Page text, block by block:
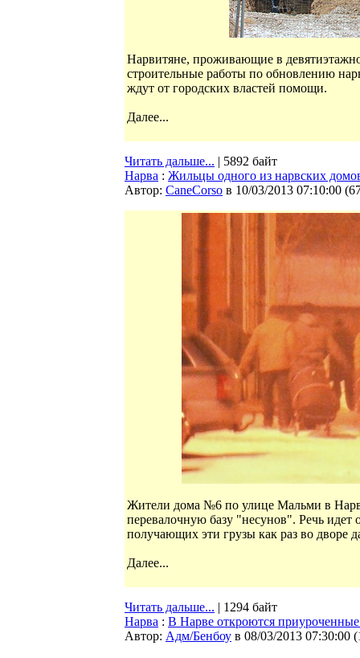
Нарвитяне, проживающие в
строительные работы по обновлению
ждут от городских властей помощи.
Далее...
Читать дальше... | 5892 байт
Нарва : Жильцы одного из нарвских
Автор: CaneCorso в 10/03/2013 07:10:00 (
Жители дома №6 по улице Мальми в
перевалочную базу "несунов". Речь
получающих эти грузы как раз во дворе
Далее...
Читать дальше... | 1294 байт
Нарва : В Нарве откроются
Автор: Адм/Бенбоу в 08/03/2013 07:30:00 (